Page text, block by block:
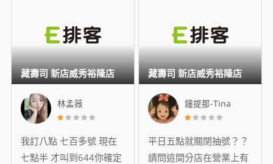
林孟薇
我訂八點 七百多號 現在
七點半 才叫到644你確定
藏壽司 新店威秀裕隆店
鐘提那-Tina
平日五點就關閉抽號？？
請問這間分店在營業上有
藏壽司 新店威秀裕隆店